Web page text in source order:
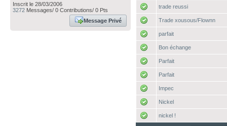
Inscrit le 28/03/2006
3272 Messages/ 0 Contributions/ 0 Pts
Message Privé
trade reussi
Trade xousous/Flownn
parfait
Bon échange
Parfait
Parfait
Impec
Nickel
nickel !